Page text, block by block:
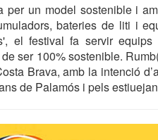
per un model sostenible i
bateries de liti i
el festival fa servir equips
ser 100% sostenible.
Brava, amb la intenció
de Palamós i pels